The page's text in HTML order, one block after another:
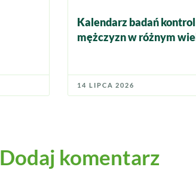
Kalendarz badań
mężczyzn w różnym
14 LIPCA 2026
Dodaj komentarz